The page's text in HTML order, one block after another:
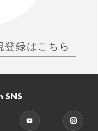
登録はこちら
SNS